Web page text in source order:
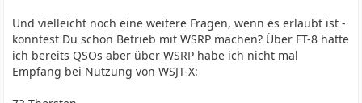
Und vielleicht noch eine weitere Fragen, wenn es erlaubt ist -
konntest Du schon Betrieb mit WSRP machen? Über FT-8 hatte
ich bereits QSOs aber über WSRP habe ich nicht mal
Empfang bei Nutzung von WSJT-X: